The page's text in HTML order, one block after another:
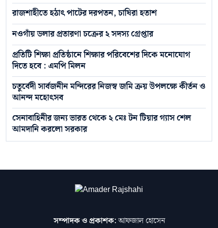
রাজশাহীতে হঠাৎ পাটের দরপতন, চাষিরা হতাশ
নওগাঁয় ডলার প্রতারণা চক্রের ২ সদস্য গ্রেপ্তার
প্রতিটি শিক্ষা প্রতিষ্ঠানে শিক্ষার পরিবেশের দিকে মনোযোগ
দিতে হবে : এমপি মিলন
চতুর্বেদী সার্বজনীন মন্দিরের নিজস্ব জমি ক্রয় উপলক্ষে কীর্তন ও
আনন্দ মহোৎসব
সেনাবাহিনীর জন্য ভারত থেকে ২ মেঃ টন টিয়ার গ্যাস শেল
আমদানি করলো সরকার
সম্পাদক ও প্রকাশক:আফজাল হোসেন